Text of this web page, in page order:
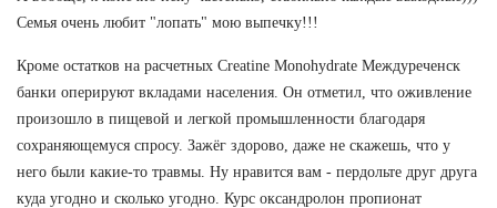
Семья очень любит "лопать" мою выпечку!!!
Кроме остатков на расчетных Creatine Monohydrate Междуреченск
банки оперируют вкладами населения. Он отметил, что оживление
произошло в пищевой и легкой промышленности благодаря
сохраняющемуся спросу. Зажёг здорово, даже не скажешь, что у
него были какие-то травмы. Ну нравится вам - пердольте друг друга
куда угодно и сколько угодно. Курс оксандролон пропионат